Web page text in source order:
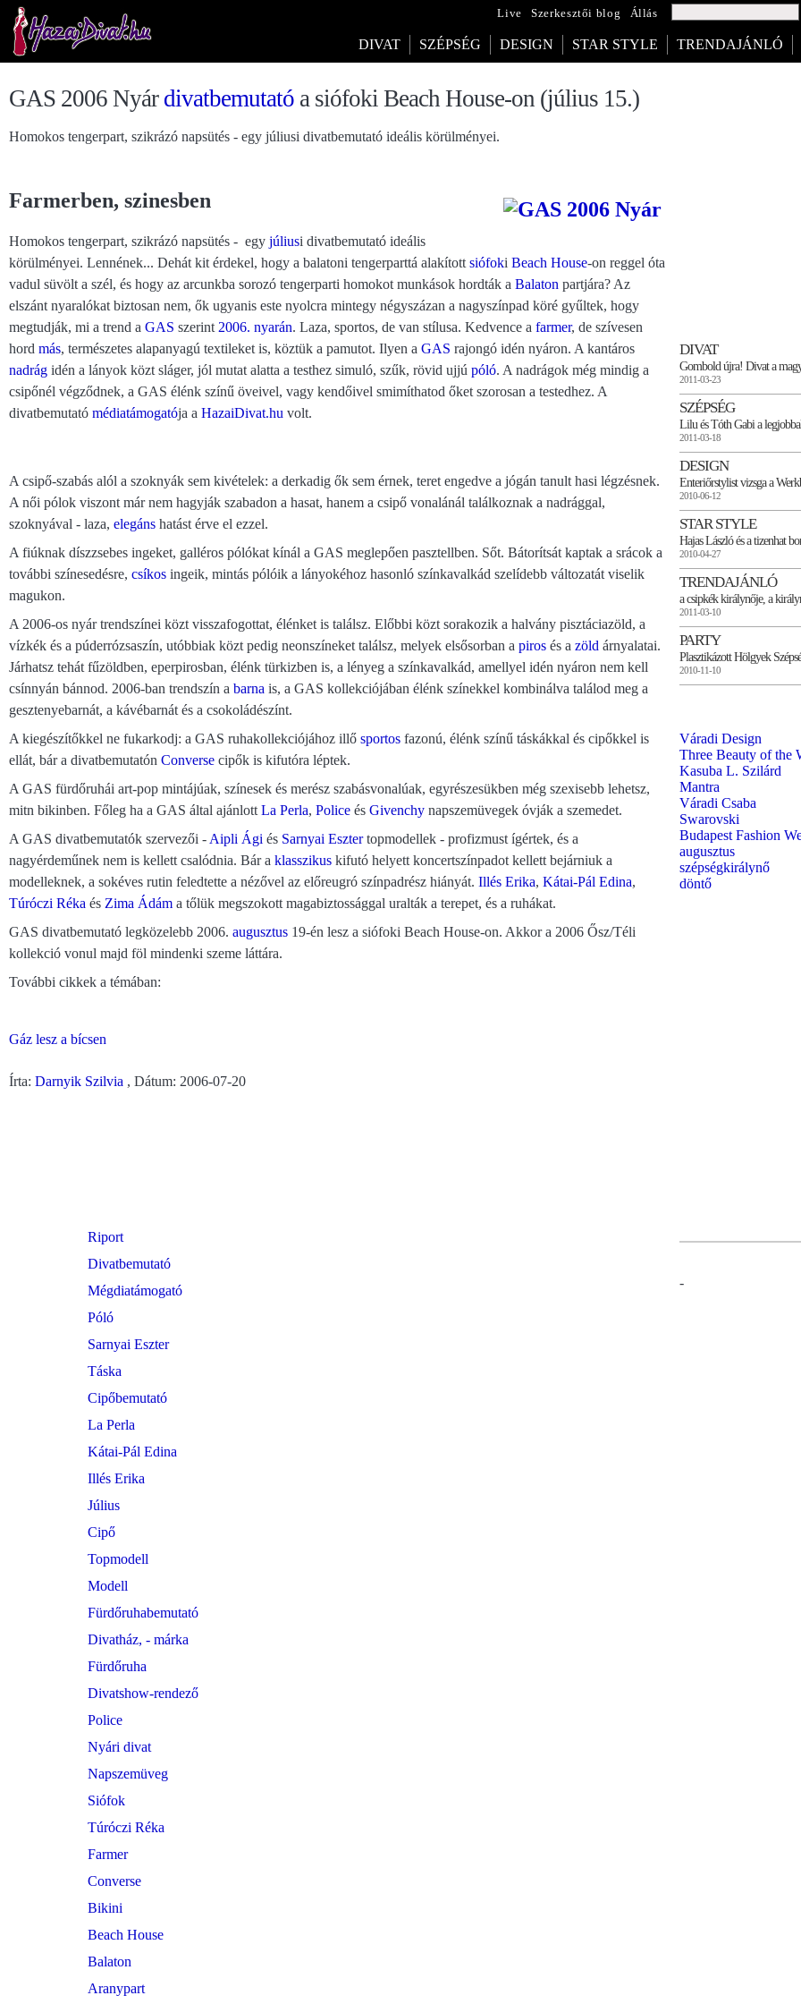
Live Szerkesztői blog Állás
DIVAT SZÉPSÉG DESIGN STAR STYLE TRENDAJÁNLÓ
GAS 2006 Nyár divatbemutató a siófoki Beach House-on (július 15.)
Homokos tengerpart, szikrázó napsütés - egy júliusi divatbemutató ideális körülményei.
Farmerben, szinesben
Homokos tengerpart, szikrázó napsütés - egy júliusi divatbemutató ideális
körülményei. Lennének... Dehát kit érdekel, hogy a balatoni tengerparttá alakított siófoki Beach House-on reggel óta
vadul süvölt a szél, és hogy az arcunkba sorozó tengerparti homokot munkások hordták a Balaton partjára? Az
elszánt nyaralókat biztosan nem, ők ugyanis este nyolcra mintegy négyszázan a nagyszínpad köré gyűltek, hogy
megtudják, mi a trend a GAS szerint 2006. nyarán. Laza, sportos, de van stílusa. Kedvence a farmer, de szívesen
hord más, természetes alapanyagú textileket is, köztük a pamutot. Ilyen a GAS rajongó idén nyáron. A kantáros
nadrág idén a lányok közt sláger, jól mutat alatta a testhez simuló, szűk, rövid ujjú póló. A nadrágok még mindig a
csipőnél végződnek, a GAS élénk színű öveivel, vagy kendőivel smimíthatod őket szorosan a testedhez. A
divatbemutató médiatámogatója a HazaiDivat.hu volt.
A csipő-szabás alól a szoknyák sem kivételek: a derkadig ők sem érnek, teret engedve a jógán tanult hasi légzésnek.
A női pólok viszont már nem hagyják szabadon a hasat, hanem a csipő vonalánál találkoznak a nadrággal,
szoknyával - laza, elegáns hatást érve el ezzel.
A fiúknak díszzsebes ingeket, galléros pólókat kínál a GAS meglepően pasztellben. Sőt. Bátorítsát kaptak a srácok a
további színesedésre, csíkos ingeik, mintás pólóik a lányokéhoz hasonló színkavalkád szelídebb változatát viselik
magukon.
A 2006-os nyár trendszínei közt visszafogottat, élénket is találsz. Előbbi közt sorakozik a halvány pisztáciazöld, a
vízkék és a púderrózsaszín, utóbbiak közt pedig neonszíneket találsz, melyek elsősorban a piros és a zöld árnyalatai.
Járhatsz tehát fűzöldben, eperpirosban, élénk türkizben is, a lényeg a színkavalkád, amellyel idén nyáron nem kell
csínnyán bánnod. 2006-ban trendszín a barna is, a GAS kollekciójában élénk színekkel kombinálva találod meg a
gesztenyebarnát, a kávébarnát és a csokoládészínt.
A kiegészítőkkel ne fukarkodj: a GAS ruhakollekciójához illő sportos fazonú, élénk színű táskákkal és cipőkkel is
ellát, bár a divatbemutatón Converse cipők is kifutóra léptek.
A GAS fürdőruhái art-pop mintájúak, színesek és merész szabásvonalúak, egyrészesükben még szexisebb lehetsz,
mitn bikinben. Főleg ha a GAS által ajánlott La Perla, Police és Givenchy napszemüvegek óvják a szemedet.
A GAS divatbemutatók szervezői - Aipli Ági és Sarnyai Esztertopmodellek - profizmust ígértek, és a
nagyérdeműnek nem is kellett csalódnia. Bár a klasszikus kifutó helyett koncertszínpadot kellett bejárniuk a
modelleknek, a sokéves rutin feledtette a nézővel az előreugró színpadrész hiányát. Illés Erika, Kátai-Pál Edina,
Túróczi Réka és Zima Ádám a tőlük megszokott magabiztossággal uralták a terepet, és a ruhákat.
GAS divatbemutató legközelebb 2006. augusztus 19-én lesz a siófoki Beach House-on. Akkor a 2006 Ősz/Téli
kollekció vonul majd föl mindenki szeme láttára.
További cikkek a témában:
Gáz lesz a bícsen
Írta: Darnyik Szilvia , Dátum: 2006-07-20
Riport
Divatbemutató
Mégdiatámogató
Póló
Sarnyai Eszter
Táska
Cipőbemutató
La Perla
Kátai-Pál Edina
Illés Erika
Július
Cipő
Topmodell
Modell
Fürdőruhabemutató
Divatház, - márka
Fürdőruha
Divatshow-rendező
Police
Nyári divat
Napszemüveg
Siófok
Túróczi Réka
Farmer
Converse
Bikini
Beach House
Balaton
Aranypart
DIVAT
Gombold újra! Divat a
2011-03-23
SZÉPSÉG
Lilu és Tóth Gabi a
2011-03-18
DESIGN
Enteriőrstylist vizsga a
2010-06-12
STAR STYLE
Hajas László és a tizenhat
2010-04-27
TRENDAJÁNLÓ
a csipkék királynője, a
2011-03-10
PARTY
Plasztikázott Hölgyek
2010-11-10
Váradi Design
Three Beauty of the
Kasuba L. Szilárd
Mantra
Váradi Csaba
Swarovski
Budapest Fashion
augusztus
szépségkirálynő
döntő
-